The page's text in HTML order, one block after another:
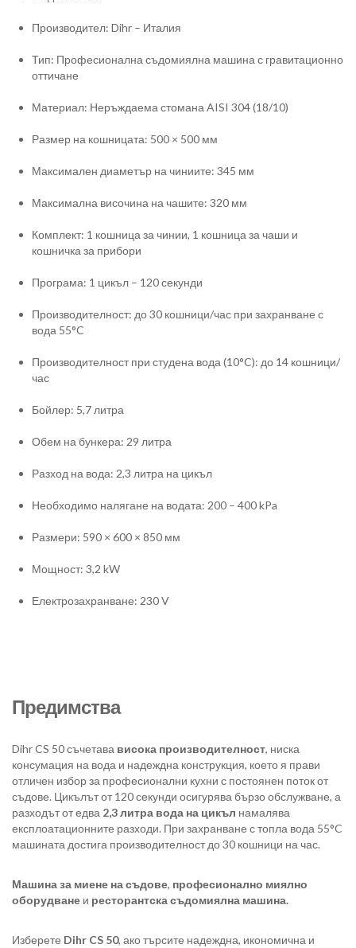
Производител: Dihr – Италия
Тип: Професионална съдомиялна машина с гравитационно
оттичане
Материал: Неръждаема стомана AISI 304 (18/10)
Размер на кошницата: 500 × 500 мм
Максимален диаметър на чиниите: 345 мм
Максимална височина на чашите: 320 мм
Комплект: 1 кошница за чинии, 1 кошница за чаши и
кошничка за прибори
Програма: 1 цикъл – 120 секунди
Производителност: до 30 кошници/час при захранване с
вода 55°C
Производителност при студена вода (10°C): до 14 кошници/
час
Бойлер: 5,7 литра
Обем на бункера: 29 литра
Разход на вода: 2,3 литра на цикъл
Необходимо налягане на водата: 200 – 400 kPa
Размери: 590 × 600 × 850 мм
Мощност: 3,2 kW
Електрозахранване: 230 V
Предимства
Dihr CS 50 съчетава висока производителност, ниска
консумация на вода и надеждна конструкция, което я прави
отличен избор за професионални кухни с постоянен поток от
съдове. Цикълът от 120 секунди осигурява бързо обслужване, а
разходът от едва 2,3 литра вода на цикъл намалява
експлоатационните разходи. При захранване с топла вода 55°C
машината достига производителност до 30 кошници на час.
Машина за миене на съдове, професионално миялно
оборудване и ресторантска съдомиялна машина.
Изберете Dihr CS 50, ако търсите надеждна, икономична и